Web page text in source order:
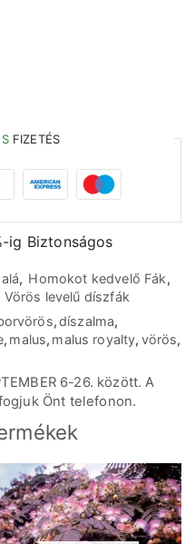
FIZETÉS
ig Biztonságos
, Homokot kedvelő Fák,
Vörös levelű díszfák
,díszalma,
, malus, malus royalty, vörös,
6-26. között. A
Önt telefonon.